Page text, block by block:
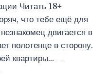
Читать 18+
что тебе ещё для
двигается в
полотенце в сторону.
квартиры…—